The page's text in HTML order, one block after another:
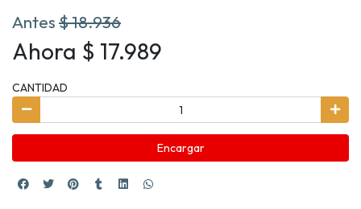
Antes$ 18.936
Ahora $ 17.989
CANTIDAD
Encargar